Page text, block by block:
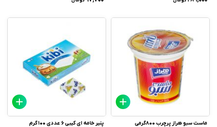
ماست سبو هراز پرچرب 800گرمی پنیر خامه ای کیبی 6 عددی 100 گرم